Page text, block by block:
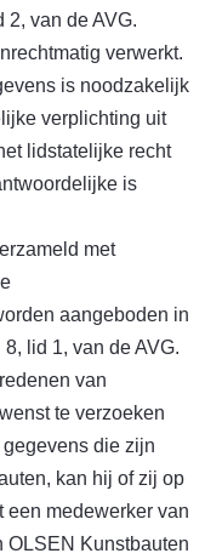
2, van de AVG.
verwerkt.
is noodzakelijk
verplichting uit
lidstatelijke recht
is
met
aangeboden in
lid 1, van de AVG.
van
te verzoeken
die zijn
kan hij of zij op
een medewerker van
OLSEN Kunstbauten